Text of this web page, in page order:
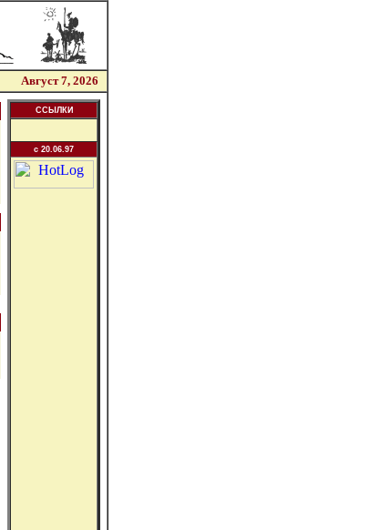
Август 7, 2026
ССЫЛКИ
c 20.06.97